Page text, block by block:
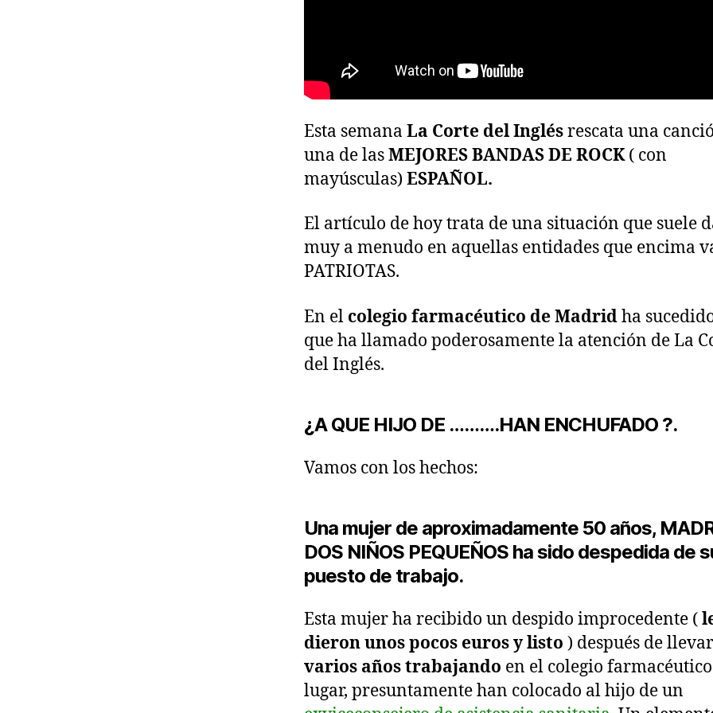
Esta semana La Corte del Inglésrescata una
una de lasMEJORES BANDAS DE ROCK( con
mayúsculas) ESPAÑOL.
El artículo de hoy trata de una situación que suele
muy a menudo en aquellas entidades que encima
PATRIOTAS.
En el colegio farmacéutico de Madridha
que ha llamado poderosamente la atención de La
del Inglés.
¿A QUE HIJO DE ……….HAN ENCHUFADO ?.
Vamos con los hechos:
Una mujer de aproximadamente 50 años,
DOS NIÑOS PEQUEÑOS ha sido despedida de
puesto de trabajo.
Esta mujer ha recibido un despido improcedente (
dieron unos pocos euros y listo ) después de llevar
varios años trabajando en el colegio
lugar, presuntamente han colocado al hijo de un